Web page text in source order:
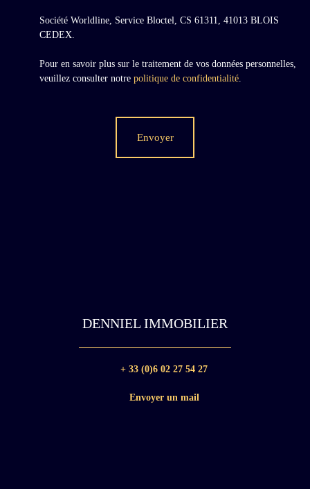
Société Worldline, Service Bloctel, CS 61311, 41013 BLOIS
CEDEX.
Pour en savoir plus sur le traitement de vos données personnelles,
veuillez consulter notre politique de confidentialité.
Envoyer
DENNIEL IMMOBILIER
+ 33 (0)6 02 27 54 27
Envoyer un mail